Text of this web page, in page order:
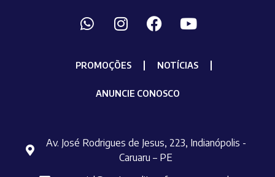
PROMOÇÕES NOTÍCIAS
ANUNCIE CONOSCO
Av. José Rodrigues de Jesus, 223, Indianópolis -
Caruaru – PE